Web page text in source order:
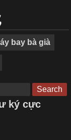
bay bà già
ký cực
Search